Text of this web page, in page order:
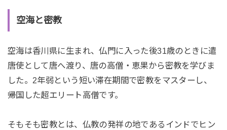
空海と密教
空海は香川県に生まれ、仏門に入った後31歳のときに遣
唐使として唐へ渡り、唐の高僧・恵果から密教を学びま
した。2年弱という短い滞在期間で密教をマスターし、
帰国した超エリート高僧です。
そもそも密教とは、仏教の発祥の地であるインドでヒン